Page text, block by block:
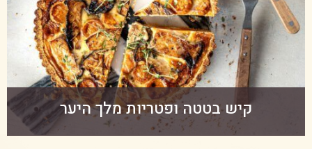
קיש בטטה ופטריות מלך היער